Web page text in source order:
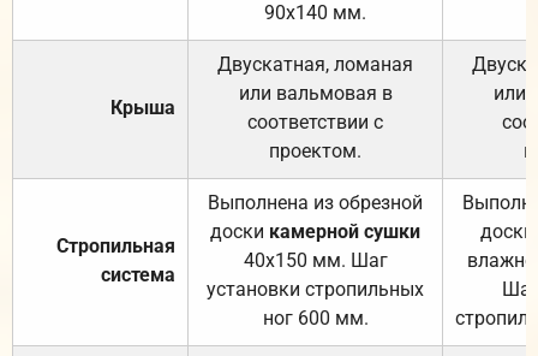
90х140 мм.
Крыша
Двускатная, ломаная
или вальмовая в
соответствии с
проектом.
или
Стропильная
система
Выполнена из обрезной
доски камерной сушки
40х150 мм. Шаг
установки стропильных
ног 600 мм.
доски